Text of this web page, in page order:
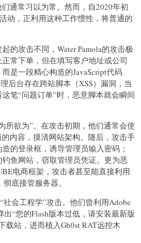
通常习以为常。然而，自2020年初
动，正利用这种工作惯性，将普通的
的攻击不同，Water Pamola的攻击极
常下单，但在填写客户地址或公司
是一段精心构造的JavaScript代码
后台存在跨站脚本（XSS）漏洞，当
笔“问题订单”时，恶意脚本就会瞬间
所欲为”。在攻击初期，他们通常会使
内容，摸清网站架构。随后，攻击手
的登录框，诱导管理员输入密码；
鱼网站，窃取管理员凭证。更为恶
电商框架，攻击者甚至能直接利用
底接管服务器。
社会工程学”攻击。他们曾利用Adobe
“您的Flash版本过低，请安装最新版
载站，进而植入Gh0st RAT远控木